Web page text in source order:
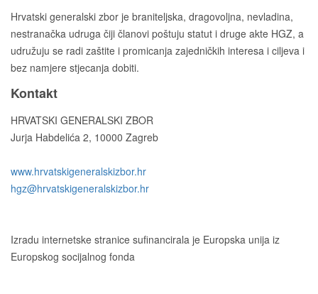
Hrvatski generalski zbor je braniteljska, dragovoljna, nevladina,
nestranačka udruga čiji članovi poštuju statut i druge akte HGZ, a
udružuju se radi zaštite i promicanja zajedničkih interesa i ciljeva i
bez namjere stjecanja dobiti.
Kontakt
HRVATSKI GENERALSKI ZBOR
Jurja Habdelića 2, 10000 Zagreb
www.hrvatskigeneralskizbor.hr
hgz@hrvatskigeneralskizbor.hr
Izradu internetske stranice sufinancirala je Europska unija iz
Europskog socijalnog fonda